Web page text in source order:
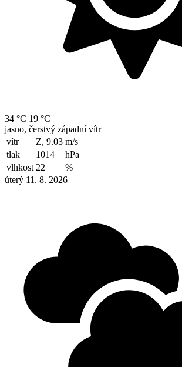
34 °C 19 °C
jasno, čerstvý západní vítr
vítr
Z, 9.03 m/s
tlak
1014
hPa
vlhkost 22
%
úterý 11. 8. 2026